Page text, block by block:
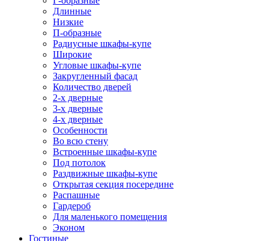
Длинные
Низкие
П-образные
Радиусные шкафы-купе
Широкие
Угловые шкафы-купе
Закругленный фасад
Количество дверей
2-х дверные
3-х дверные
4-х дверные
Особенности
Во всю стену
Встроенные шкафы-купе
Под потолок
Раздвижные шкафы-купе
Открытая секция посередине
Распашные
Гардероб
Для маленького помещения
Эконом
Гостиные